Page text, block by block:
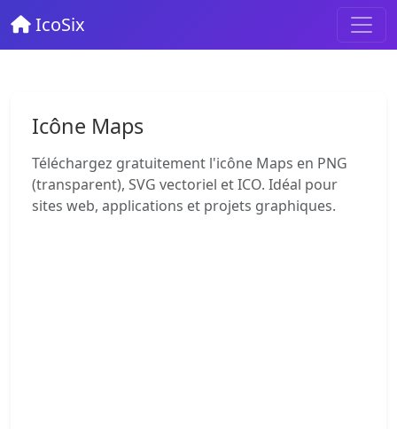
IcoSix
Icône Maps
Téléchargez gratuitement l'icône Maps en PNG
(transparent), SVG vectoriel et ICO. Idéal pour
sites web, applications et projets graphiques.